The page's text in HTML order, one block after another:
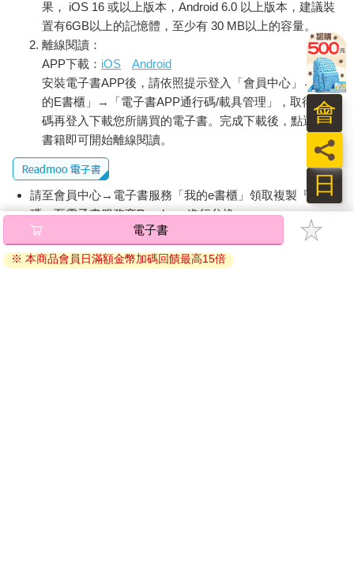
果， iOS 16 或以上版本，Android 6.0 以上版本，建議裝
置有6GB以上的記憶體，至少有 30 MB以上的容量。
離線閱讀：
APP下載： iOS
Android
安裝電子書APP後，請依照提示登入「會員中心」→「我
的E書櫃」→「電子書APP通行碼/載具管理」，取得通行
碼再登入下載您所購買的電子書。完成下載後，點選任一
書籍即可開始離線閱讀。
請至會員中心→電子書服務「我的e書櫃」領取複製『兌換
碼』至電子書服務商Readmoo進行兌換。
退換貨須知：
因版權保護，您在金石堂所購買的電子書僅能以金石堂專屬
電子書
※ 本商品會員日滿額金幣加碼回饋最高15倍
日
員
會